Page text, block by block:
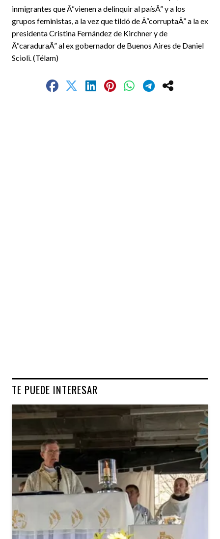
inmigrantes que Â“vienen a delinquir al paísÂ” y a los
grupos feministas, a la vez que tildó de Â“corruptaÂ” a la ex
presidenta Cristina Fernández de Kirchner y de
Â“caraduraÂ” al ex gobernador de Buenos Aires de Daniel
Scioli. (Télam)
TE PUEDE INTERESAR